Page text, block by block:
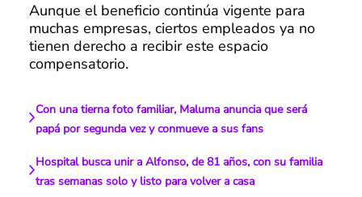
Aunque el beneficio continúa vigente para
muchas empresas, ciertos empleados ya no
tienen derecho a recibir este espacio
compensatorio.
Con una tierna foto familiar, Maluma anuncia que será
papá por segunda vez y conmueve a sus fans
Hospital busca unir a Alfonso, de 81 años, con su familia
tras semanas solo y listo para volver a casa